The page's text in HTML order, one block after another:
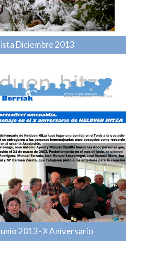
Diciembre 2013
2013- X Aniversario